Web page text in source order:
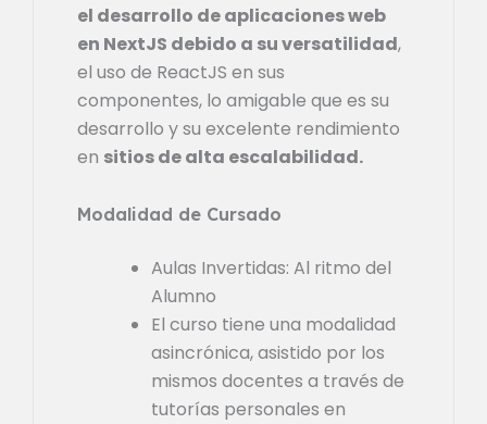
el desarrollo de aplicaciones web
en NextJS debido a su versatilidad,
el uso de ReactJS en sus
componentes, lo amigable que es su
desarrollo y su excelente rendimiento
en sitios de alta escalabilidad.
Modalidad de Cursado
Aulas Invertidas: Al ritmo del
Alumno
El curso tiene una modalidad
asincrónica, asistido por los
mismos docentes a través de
tutorías personales en